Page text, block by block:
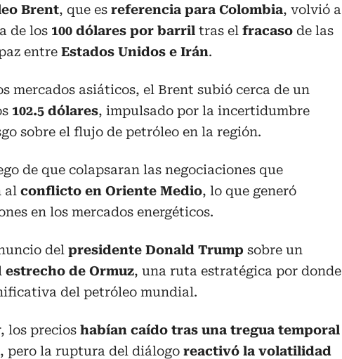
Brent, que es referencia para Colombia, volvió a
de los 100 dólares por barril tras el fracaso de las
entre Estados Unidos e Irán.
mercados asiáticos, el Brent subió cerca de un
102.5 dólares, impulsado por la incertidumbre
sobre el flujo de petróleo en la región.
de que colapsaran las negociaciones que
al conflicto en Oriente Medio, lo que generó
en los mercados energéticos.
del presidente Donald Trump sobre un
estrecho de Ormuz, una ruta estratégica por donde
del petróleo mundial.
los precios habían caído tras una tregua temporal
pero la ruptura del diálogo reactivó la volatilidad